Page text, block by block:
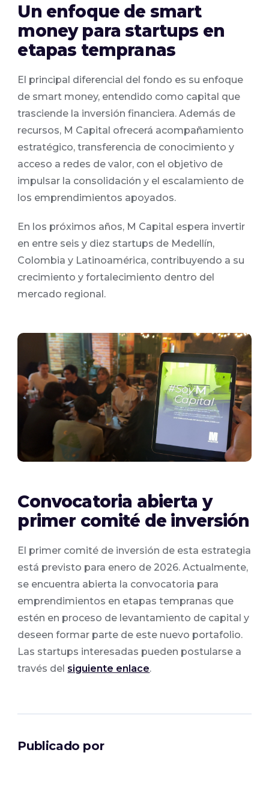
Un enfoque de smart
money para startups en
etapas tempranas
El principal diferencial del fondo es su enfoque
de smart money, entendido como capital que
trasciende la inversión financiera. Además de
recursos, M Capital ofrecerá acompañamiento
estratégico, transferencia de conocimiento y
acceso a redes de valor, con el objetivo de
impulsar la consolidación y el escalamiento de
los emprendimientos apoyados.
En los próximos años, M Capital espera invertir
en entre seis y diez startups de Medellín,
Colombia y Latinoamérica, contribuyendo a su
crecimiento y fortalecimiento dentro del
mercado regional.
Convocatoria abierta y
primer comité de inversión
El primer comité de inversión de esta estrategia
está previsto para enero de 2026. Actualmente,
se encuentra abierta la convocatoria para
emprendimientos en etapas tempranas que
estén en proceso de levantamiento de capital y
deseen formar parte de este nuevo portafolio.
Las startups interesadas pueden postularse a
través del siguiente enlace.
Publicado por